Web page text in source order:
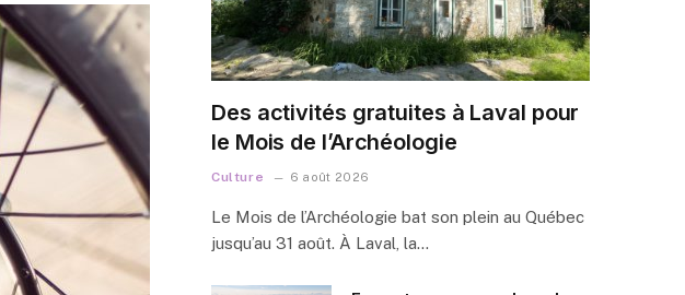
Des activités gratuites à Laval pour
le Mois de l’Archéologie
Culture 6 août 2026
Le Mois de l’Archéologie bat son plein au Québec
jusqu’au 31 août. À Laval, la…